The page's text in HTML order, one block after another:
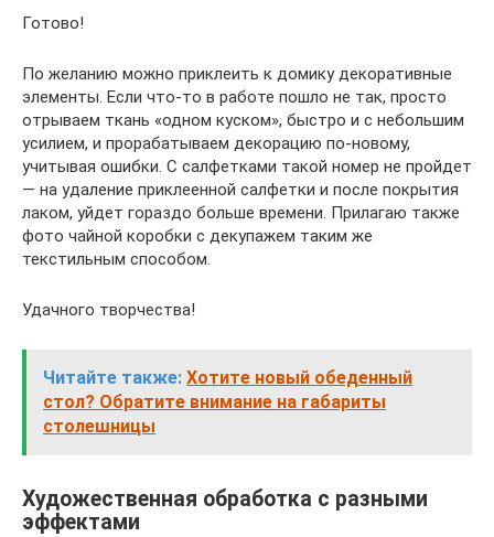
Готово!
По желанию можно приклеить к домику декоративные
элементы. Если что-то в работе пошло не так, просто
отрываем ткань «одном куском», быстро и с небольшим
усилием, и прорабатываем декорацию по-новому,
учитывая ошибки. С салфетками такой номер не пройдет
— на удаление приклеенной салфетки и после покрытия
лаком, уйдет гораздо больше времени. Прилагаю также
фото чайной коробки с декупажем таким же
текстильным способом.
Удачного творчества!
Читайте также: Хотите новый обеденный
стол? Обратите внимание на габариты
столешницы
Художественная обработка с разными
эффектами